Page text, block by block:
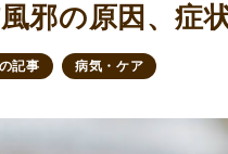
邪の原因、症
記事 病気・ケア